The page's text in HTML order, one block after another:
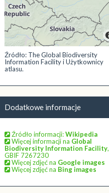
Źródło: The Global Biodiversity
Information Facility i Użytkownicy
atlasu.
Dodatkowe informacje
Źródło informacji:Wikipedia
Więcej informacji na Global
Biodiversity Information Facility,
GBIF 7267230
Więcej zdjęć na Google images
Więcej zdjęć na Bing images